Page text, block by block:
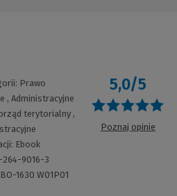
Prawo
, Administracyjne
terytorialny,
Ebook
9016-3
1630 W01P01
5,0/5
Poznaj opinie